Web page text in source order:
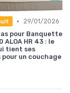
•
29/01/2026
pour Banquette
ALOA HR 43 : le
tient ses
pour un couchage